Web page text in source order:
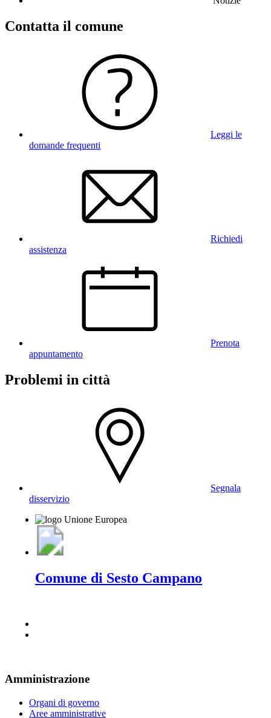
Contatta il comune
Leggi le
domande frequenti
Richiedi
assistenza
Prenota
appuntamento
Problemi in città
Segnala
disservizio
Comune di Sesto Campano
Amministrazione
Organi di governo
Aree amministrative